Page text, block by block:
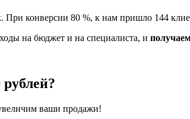
конверсии 80 %, к нам пришло 144
на бюджет и на специалиста, и
ваши продажи!